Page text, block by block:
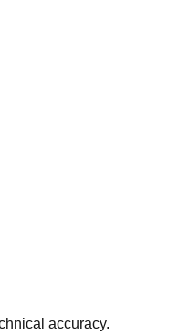
accuracy.